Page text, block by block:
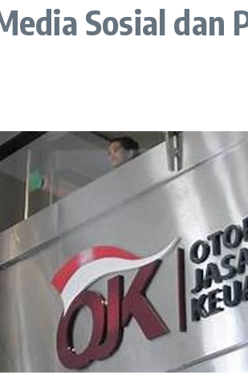
Sosial